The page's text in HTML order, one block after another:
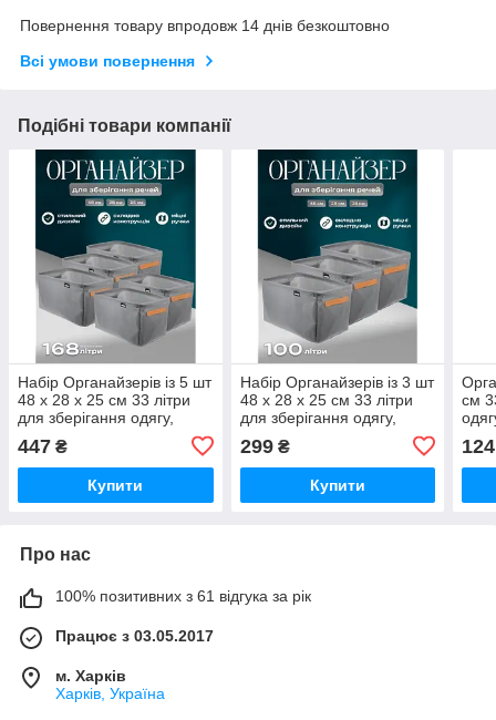
Повернення товару впродовж 14 днів безкоштовно
Всі умови повернення
Подібні товари компанії
Набір Органайзерів із 5 шт
48 х 28 х 25 см 33 літри
для зберігання одягу,
шкарпеток, краваток сірий
447 ₴
Купити
Набір Органайзерів із 3 шт
48 х 28 х 25 см 33 літри
для зберігання одягу,
шкарпеток, краваток сірий
299₴
Купити
см
124
Про нас
100% позитивних з 61 відгука за рік
Працює з 03.05.2017
м. Харків
Харків, Україна